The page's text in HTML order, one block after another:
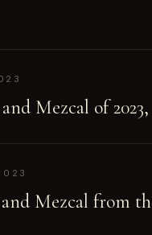
Mezcal of
Mezcal from